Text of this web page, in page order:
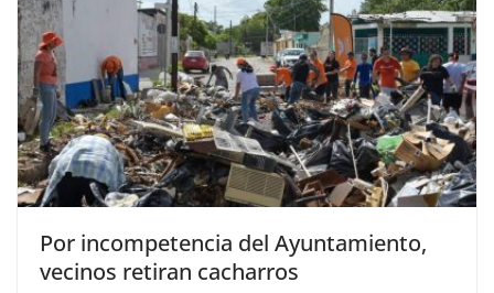
Por incompetencia del Ayuntamiento,
vecinos retiran cacharros